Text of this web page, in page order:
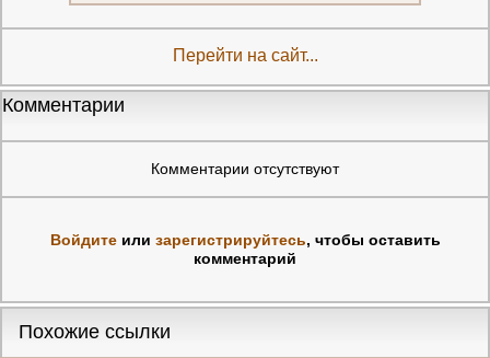
Перейти на сайт...
Комментарии
Комментарии отсутствуют
Войдитеили зарегистрируйтесь, чтобы оставить
комментарий
Похожие ссылки